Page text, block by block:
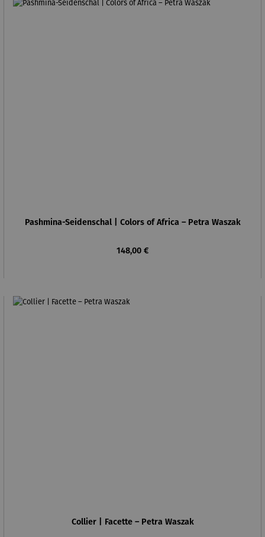
Pashmina-Seidenschal | Colors of Africa – Petra Waszak
Regulärer Preis:
148,00 €
Collier | Facette – Petra Waszak